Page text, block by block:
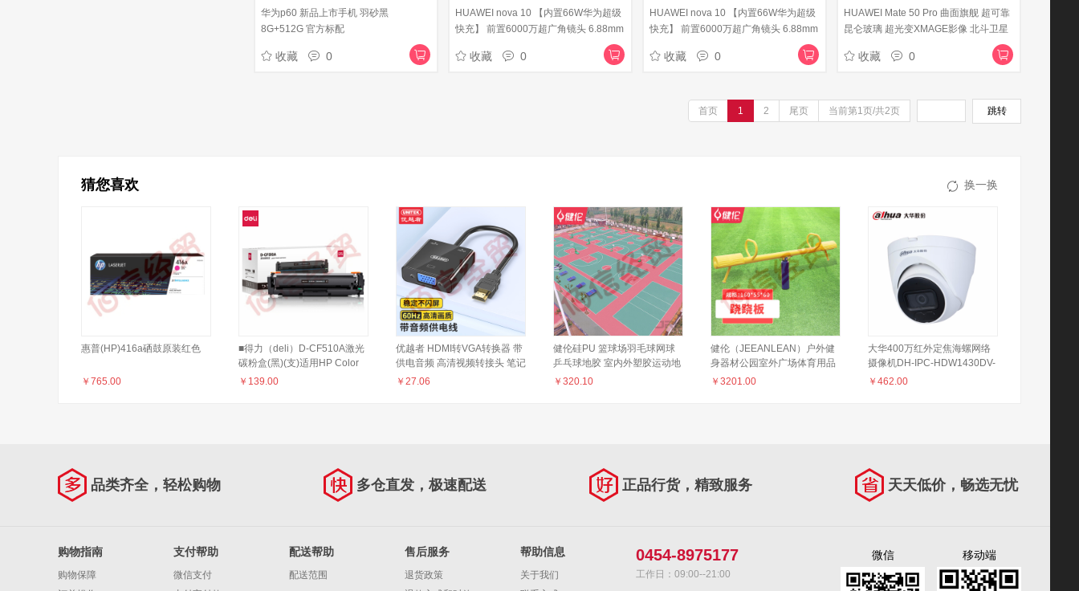
华为p60 新品上市手机 羽砂黑
8G+512G 官方标配
收藏 0
HUAWEI nova 10 【内置66W华为超级
快充】 前置6000万超广角镜头 6.88mm
收藏 0
HUAWEI nova 10 【内置66W华为超级
快充】 前置6000万超广角镜头 6.88mm
轻薄机身 256GB 普罗旺斯 华为手机
收藏 0
HUAWEI Mate 50 Pro 曲面旗舰 超可靠
昆仑玻璃 超光变XMAGE影像 北斗卫星
收藏 0
首页 1 2 尾页 当前第1页/共2页 跳转
猜您喜欢 换一换
惠普(HP)416a硒鼓原装红色
￥ 765.00
■得力（deli）D-CF510A激光
碳粉盒(黑)(支)适用HP Color
LaserJet Pro
￥ 139.00
优越者 HDMI转VGA转换器 带
供电音频 高清视频转接头 笔记
本电脑电视盒子接电视显示器
￥ 27.06
健伦硅PU 篮球场羽毛球网球
乒乓球地胶 室内外塑胶运动地
板 8mm
￥ 320.10
健伦（JEEANLEAN）户外健
身器材公园室外广场体育用品
跷跷板JLGN24（含安装）
￥ 3201.00
大华400万红外定焦海螺网络
摄像机DH-IPC-HDW1430DV-
A
￥ 462.00
品类齐全，轻松购物 多仓直发，极速配送 正品行货，精致服务 天天低价，畅选无忧
购物指南
购物保障
支付帮助
微信支付
配送帮助
配送范围
售后服务
退货政策
帮助信息
关于我们
0454-8975177
工作日：09:00--21:00
微信 移动端